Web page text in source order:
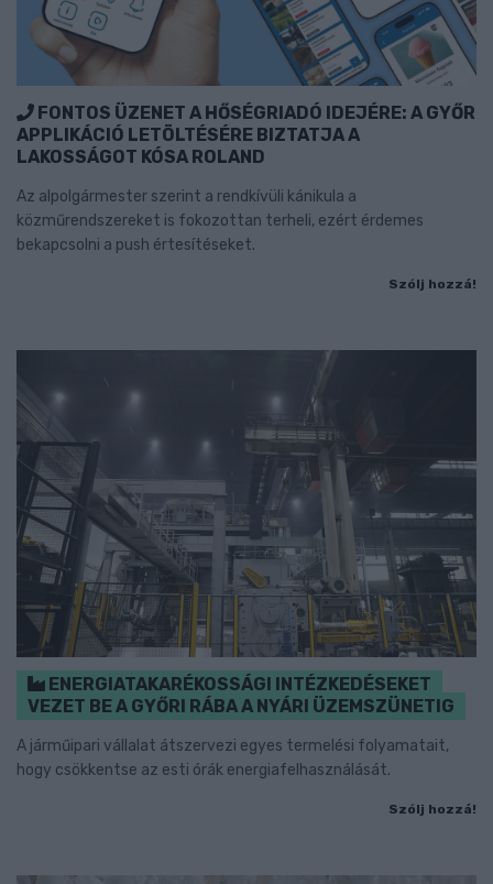
FONTOS ÜZENET A HŐSÉGRIADÓ IDEJÉRE: A GYŐR
APPLIKÁCIÓ LETÖLTÉSÉRE BIZTATJA A
LAKOSSÁGOT KÓSA ROLAND
Az alpolgármester szerint a rendkívüli kánikula a
közműrendszereket is fokozottan terheli, ezért érdemes
bekapcsolni a push értesítéseket.
Szólj hozzá!
ENERGIATAKARÉKOSSÁGI INTÉZKEDÉSEKET
VEZET BE A GYŐRI RÁBA A NYÁRI ÜZEMSZÜNETIG
A járműipari vállalat átszervezi egyes termelési folyamatait,
hogy csökkentse az esti órák energiafelhasználását.
Szólj hozzá!